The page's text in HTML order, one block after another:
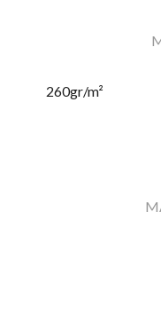
260gr/m²